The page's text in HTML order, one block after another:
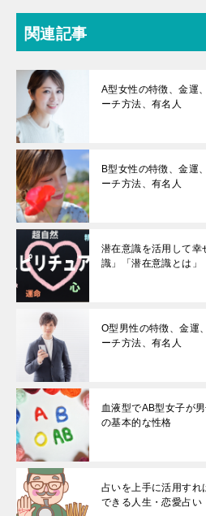
関連記事
A型女性の特徴、金運
ーチ方法、有名人
B型女性の特徴、金運
ーチ方法、有名人
潜在意識を活用して幸
識」「潜在意識とは」
O型男性の特徴、金運
ーチ方法、有名人
血液型でAB型女子が
の基本的な性格
占いを上手に活用すれ
できる人生・恋愛占い